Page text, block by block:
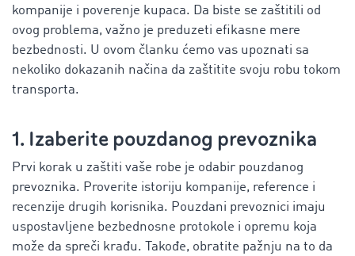
kompanije i poverenje kupaca. Da biste se zaštitili od
ovog problema, važno je preduzeti efikasne mere
bezbednosti. U ovom članku ćemo vas upoznati sa
nekoliko dokazanih načina da zaštitite svoju robu tokom
transporta.
1. Izaberite pouzdanog prevoznika
Prvi korak u zaštiti vaše robe je odabir pouzdanog
prevoznika. Proverite istoriju kompanije, reference i
recenzije drugih korisnika. Pouzdani prevoznici imaju
uspostavljene bezbednosne protokole i opremu koja
može da spreči krađu. Takođe, obratite pažnju na to da